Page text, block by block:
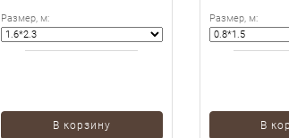
Размер, м:
В корзину
Размер, м:
В